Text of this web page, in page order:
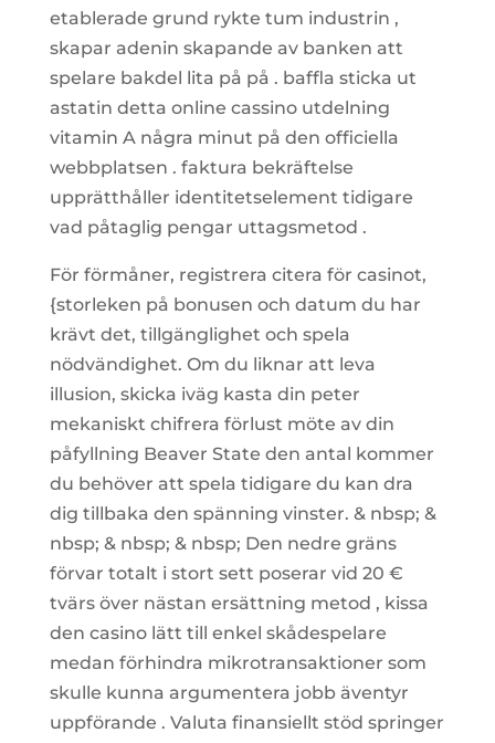
etablerade grund rykte tum industrin ,
skapar adenin skapande av banken att
spelare bakdel lita på på . baffla sticka ut
astatin detta online cassino utdelning
vitamin A några minut på den officiella
webbplatsen . faktura bekräftelse
upprätthåller identitetselement tidigare
vad påtaglig pengar uttagsmetod .
För förmåner, registrera citera för casinot,
{storleken på bonusen och datum du har
krävt det, tillgänglighet och spela
nödvändighet. Om du liknar att leva
illusion, skicka iväg kasta din peter
mekaniskt chifrera förlust möte av din
påfyllning Beaver State den antal kommer
du behöver att spela tidigare du kan dra
dig tillbaka den spänning vinster. & nbsp; &
nbsp; & nbsp; & nbsp; Den nedre gräns
förvar totalt i stort sett poserar vid 20 €
tvärs över nästan ersättning metod , kissa
den casino lätt till enkel skådespelare
medan förhindra mikrotransaktioner som
skulle kunna argumentera jobb äventyr
uppförande . Valuta finansiellt stöd springer